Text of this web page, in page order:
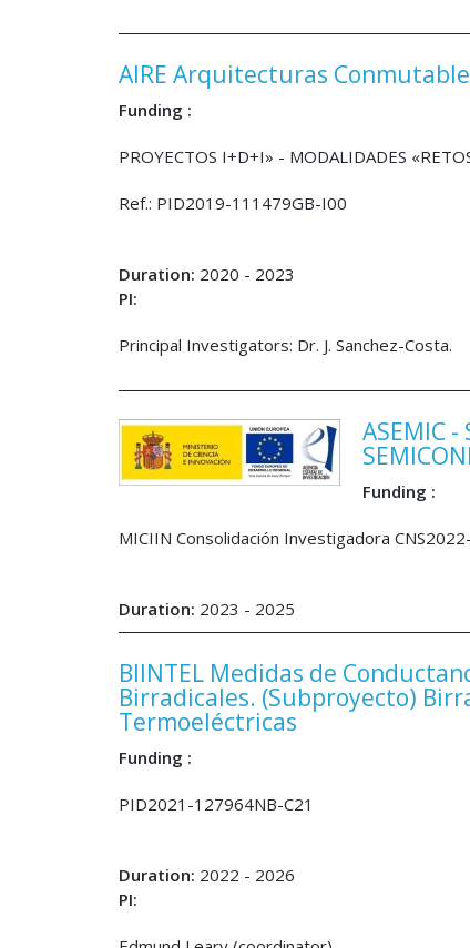
AIRE Arquitecturas
Funding :
PROYECTOS I+D+I» - MODALIDADES
Ref.: PID2019-111479GB-I00
Duration: 2020 - 2023
PI:
Principal Investigators: Dr. J. Sanchez-Costa.
ASEMIC -
Funding :
MICIIN Consolidación Investigadora
Duration: 2023 - 2025
BIINTEL Medidas de
Birradicales. (Subproyecto)
Termoeléctricas
Funding :
PID2021-127964NB-C21
Duration: 2022 - 2026
PI: